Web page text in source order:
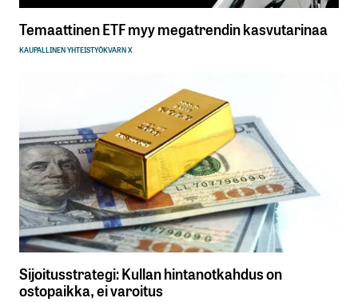
Temaattinen ETF myy megatrendin kasvutarinaa
KAUPALLINEN YHTEISTYÖKVARN X
Sijoitusstrategi: Kullan hintanotkahdus on
ostopaikka, ei varoitus